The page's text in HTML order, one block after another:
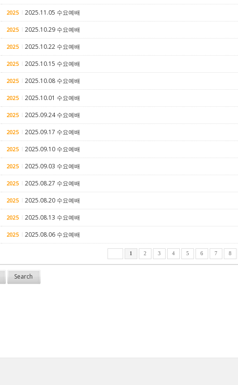
2025 2025.11.05 수요예배
2025 2025.10.29 수요예배
2025 2025.10.22 수요예배
2025 2025.10.15 수요예배
2025 2025.10.08 수요예배
2025 2025.10.01 수요예배
2025 2025.09.24 수요예배
2025 2025.09.17 수요예배
2025 2025.09.10 수요예배
2025 2025.09.03 수요예배
2025 2025.08.27 수요예배
2025 2025.08.20 수요예배
2025 2025.08.13 수요예배
2025 2025.08.06 수요예배
1 2 3 4 5 6 7 8
Search